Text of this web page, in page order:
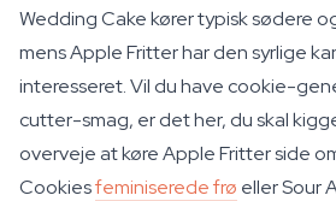
Wedding Cake kører typisk sødere
mens Apple Fritter har den syrlige
interesseret. Vil du have cookie-
cutter-smag, er det her, du skal
overveje at køre Apple Fritter side
Cookiesfeminiserede frø eller Sour